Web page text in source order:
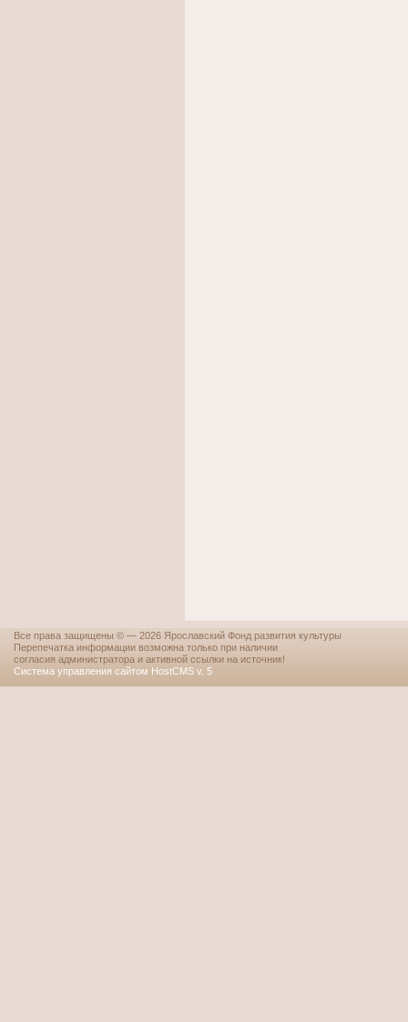
Все права защищены © — 2026 Ярославский Фонд развития культуры
Перепечатка информации возможна только при наличии
согласия администратора и активной ссылки на источник!
Система управления сайтом HostCMS v. 5